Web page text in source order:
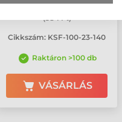
460 Ft
(584 Ft)
Cikkszám: KSF-100-23-140
Raktáron >100 db
VÁSÁRLÁS